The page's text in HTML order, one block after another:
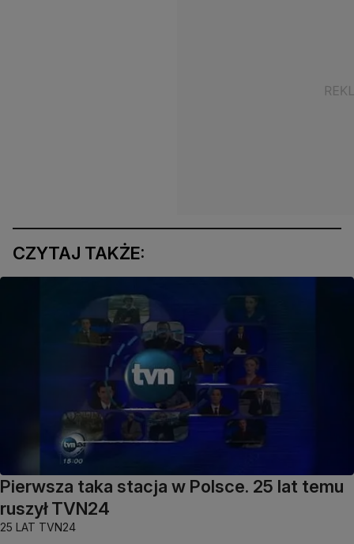
CZYTAJ TAKŻE:
Pierwsza taka stacja w Polsce. 25 lat temu
ruszył TVN24
25 LAT TVN24